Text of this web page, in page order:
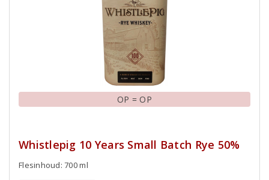
OP = OP
Whistlepig 10 Years Small Batch Rye 50%
Flesinhoud: 700 ml